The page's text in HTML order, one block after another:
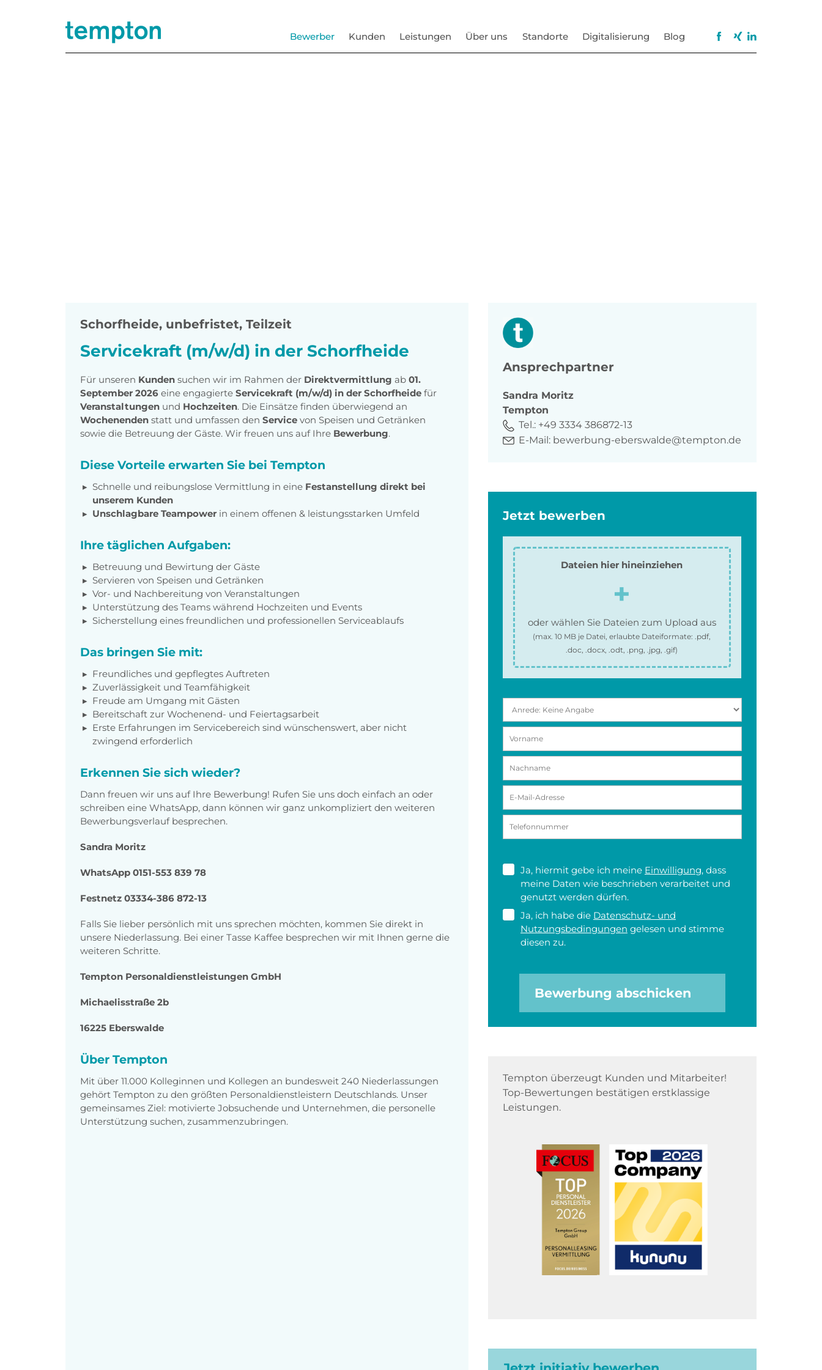
Bewerber Kunden Leistungen Über uns Standorte Digitalisierung Blog
Schorfheide, unbefristet, Teilzeit
Servicekraft (m/w/d) in der Schorfheide
Für unseren Kunden suchen wir im Rahmen der Direktvermittlung ab 01.
September 2026 eine engagierte Servicekraft (m/w/d) in der Schorfheide für
Veranstaltungen und Hochzeiten. Die Einsätze finden überwiegend an
Wochenenden statt und umfassen den Service von Speisen und Getränken
sowie die Betreuung der Gäste. Wir freuen uns auf Ihre Bewerbung.
Diese Vorteile erwarten Sie bei Tempton
Schnelle und reibungslose Vermittlung in eine Festanstellung direkt bei
unserem Kunden
Unschlagbare Teampower in einem offenen & leistungsstarken Umfeld
Ihre täglichen Aufgaben:
Betreuung und Bewirtung der Gäste
Servieren von Speisen und Getränken
Vor- und Nachbereitung von Veranstaltungen
Unterstützung des Teams während Hochzeiten und Events
Sicherstellung eines freundlichen und professionellen Serviceablaufs
Das bringen Sie mit:
Freundliches und gepflegtes Auftreten
Zuverlässigkeit und Teamfähigkeit
Freude am Umgang mit Gästen
Bereitschaft zur Wochenend- und Feiertagsarbeit
Erste Erfahrungen im Servicebereich sind wünschenswert, aber nicht
zwingend erforderlich
Erkennen Sie sich wieder?
Dann freuen wir uns auf Ihre Bewerbung! Rufen Sie uns doch einfach an oder
schreiben eine WhatsApp, dann können wir ganz unkompliziert den weiteren
Bewerbungsverlauf besprechen.
Sandra Moritz
WhatsApp 0151-553 839 78
Festnetz 03334-386 872-13
Falls Sie lieber persönlich mit uns sprechen möchten, kommen Sie direkt in
unsere Niederlassung. Bei einer Tasse Kaffee besprechen wir mit Ihnen gerne die
weiteren Schritte.
Tempton Personaldienstleistungen GmbH
Michaelisstraße 2b
16225 Eberswalde
Über Tempton
Mit über 11.000 Kolleginnen und Kollegen an bundesweit 240 Niederlassungen
gehört Tempton zu den größten Personaldienstleistern Deutschlands. Unser
gemeinsames Ziel: motivierte Jobsuchende und Unternehmen, die personelle
Unterstützung suchen, zusammenzubringen.
Ansprechpartner
Sandra Moritz
Tempton
Tel.: +49 3334 386872-13
E-Mail: bewerbung-eberswalde@tempton.de
Jetzt bewerben
Dateien hier hineinziehen
oder wählen Sie Dateien zum Upload aus
(max.10 MB je Datei, erlaubte Dateiformate:.pdf,
.doc, .docx, .odt, .png, .jpg, .gif)
Ja, hiermit gebe ich meine Einwilligung, dass
meine Daten wie beschrieben verarbeitet und
genutzt werden dürfen.
Ja, ich habe die Datenschutz- und
Nutzungsbedingungen gelesen und stimme
diesen zu.
Bewerbung abschicken
Tempton überzeugt Kunden und Mitarbeiter!
Top-Bewertungen bestätigen erstklassige
Leistungen.